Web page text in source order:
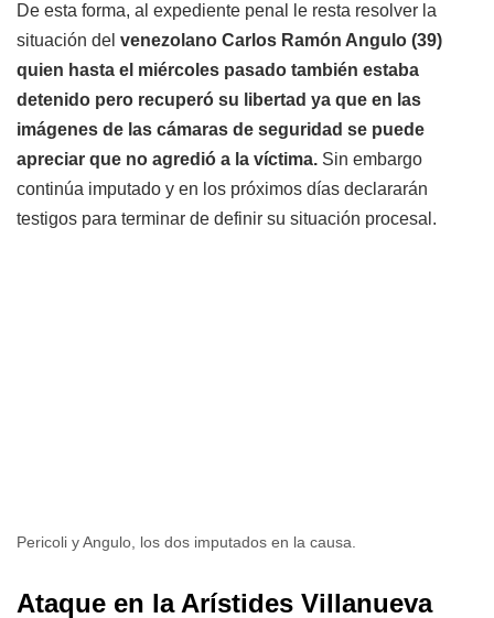
De esta forma, al expediente penal le resta resolver la
situación del venezolano Carlos Ramón Angulo (39)
quien hasta el miércoles pasado también estaba
detenido pero recuperó su libertad ya que en las
imágenes de las cámaras de seguridad se puede
apreciar que no agredió a la víctima. Sin embargo
continúa imputado y en los próximos días declararán
testigos para terminar de definir su situación procesal.
Pericoli y Angulo, los dos imputados en la causa.
Ataque en la Arístides Villanueva